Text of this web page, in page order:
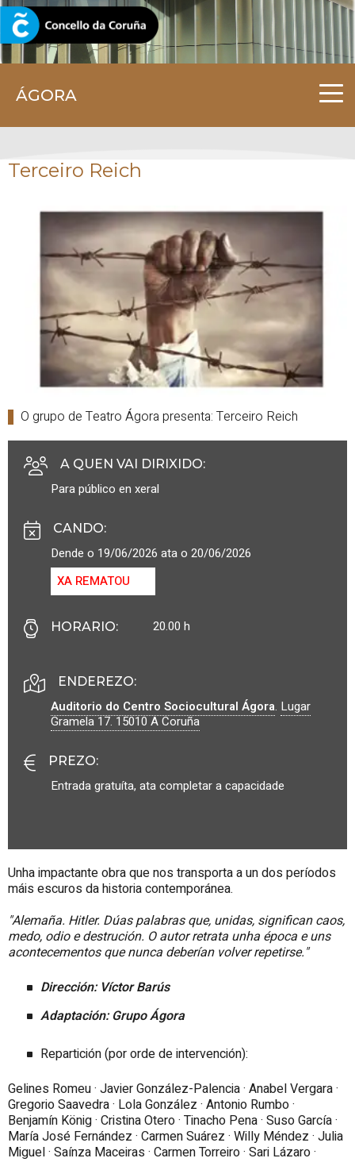
ÁGORA
CORUNA.GAL
Terceiro Reich
O grupo de Teatro Ágora presenta: Terceiro Reich
A QUEN VAI DIRIXIDO:
Para público en xeral
CANDO:
Dende o 19/06/2026 ata o 20/06/2026
XA REMATOU
HORARIO: 20.00 h
ENDEREZO:
Auditorio do Centro Sociocultural Ágora. Lugar
Gramela 17.15010A Coruña
PREZO:
Entrada gratuíta, ata completar a capacidade
Unha impactante obra que nos transporta a un dos períodos
máis escuros da historia contemporánea.
"Alemaña. Hitler. Dúas palabras que, unidas, significan caos,
medo, odio e destrución. O autor retrata unha época e uns
acontecementos que nunca deberían volver repetirse."
Dirección: Víctor Barús
Adaptación: Grupo Ágora
Repartición (por orde de intervención):
Gelines Romeu · Javier González-Palencia · Anabel Vergara ·
Gregorio Saavedra · Lola González · Antonio Rumbo ·
Benjamín König · Cristina Otero · Tinacho Pena · Suso García ·
María José Fernández · Carmen Suárez · Willy Méndez · Julia
Miguel · Saínza Maceiras · Carmen Torreiro · Sari Lázaro ·